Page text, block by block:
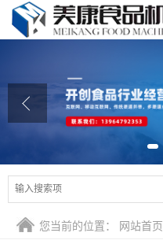
公司介绍
公司动态
产品展厅
联系我们
您当前的位置： 网站首页